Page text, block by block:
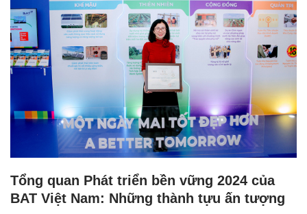
Tổng quan Phát triển bền vững 2024 của
BAT Việt Nam: Những thành tựu ấn tượng